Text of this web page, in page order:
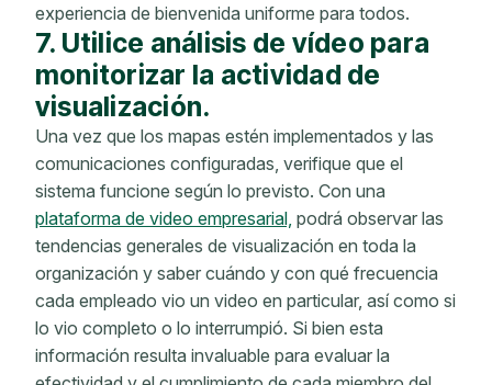
experiencia de bienvenida uniforme para todos.
7. Utilice análisis de vídeo para
monitorizar la actividad de
visualización.
Una vez que los mapas estén implementados y las
comunicaciones configuradas, verifique que el
sistema funcione según lo previsto. Con una
plataforma de video empresarial, podrá observar las
tendencias generales de visualización en toda la
organización y saber cuándo y con qué frecuencia
cada empleado vio un video en particular, así como si
lo vio completo o lo interrumpió. Si bien esta
información resulta invaluable para evaluar la